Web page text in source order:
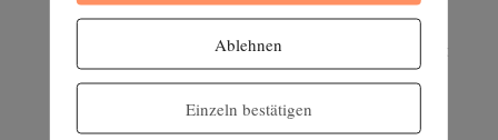
Fehlgeburten | Teil 2: Selbstfürsorge mit
Homöopathie und ätherischen Ölen
Ablehnen
Einzeln bestätigen